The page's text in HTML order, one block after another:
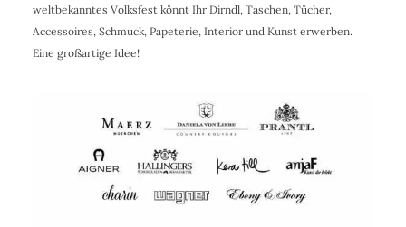
weltbekanntes Volksfest könnt Ihr Dirndl, Taschen, Tücher,
Accessoires, Schmuck, Papeterie, Interior und Kunst erwerben.
Eine großartige Idee!